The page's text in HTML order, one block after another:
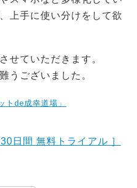
上手に使い分けをして欲
せていただきます。
うございました。
トde成幸道場」
30日間 無料トライアル ］